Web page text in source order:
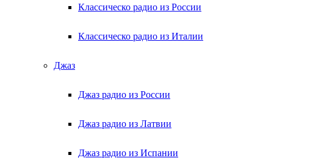
Классическо радио из России
Классическо радио из Италии
Джаз
Джаз радио из России
Джаз радио из Латвии
Джаз радио из Испании